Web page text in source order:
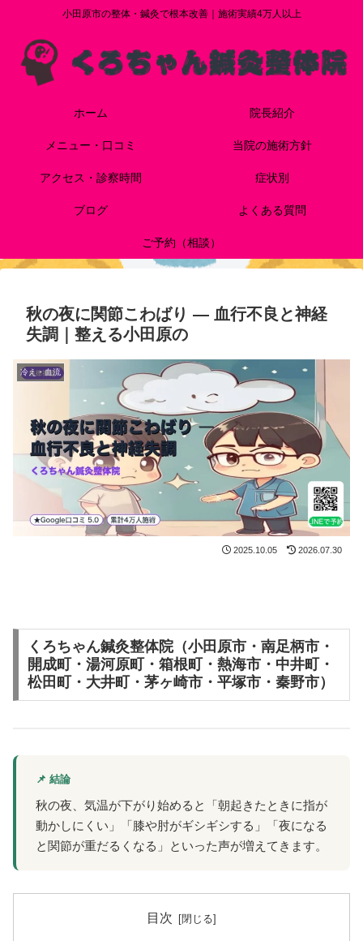
小田原市の整体・鍼灸で根本改善｜施術実績4万人以上
ホーム 院長紹介
メニュー・口コミ 当院の施術方針
アクセス・診察時間 症状別
ブログ よくある質問
ご予約（相談）
秋の夜に関節こわばり ― 血行不良と神経
失調｜整える小田原の
冷え・血流
2025.10.05 2026.07.30
くろちゃん鍼灸整体院（小田原市・南足柄市・
開成町・湯河原町・箱根町・熱海市・中井町・
松田町・大井町・茅ヶ崎市・平塚市・秦野市）
📌 結論
秋の夜、気温が下がり始めると「朝起きたときに指が
動かしにくい」「膝や肘がギシギシする」「夜になる
と関節が重だるくなる」といった声が増えてきます。
目次